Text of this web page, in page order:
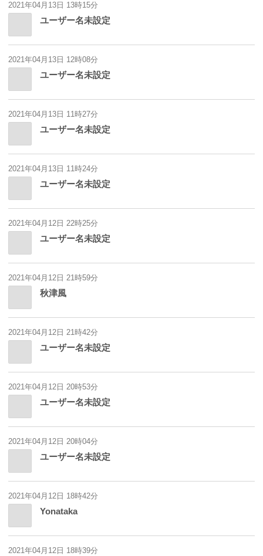
2021年04月13日 13時15分
ユーザー名未設定
2021年04月13日 12時08分
ユーザー名未設定
2021年04月13日 11時27分
ユーザー名未設定
2021年04月13日 11時24分
ユーザー名未設定
2021年04月12日 22時25分
ユーザー名未設定
2021年04月12日 21時59分
秋津風
2021年04月12日 21時42分
ユーザー名未設定
2021年04月12日 20時53分
ユーザー名未設定
2021年04月12日 20時04分
ユーザー名未設定
2021年04月12日 18時42分
Yonataka
2021年04月12日 18時39分